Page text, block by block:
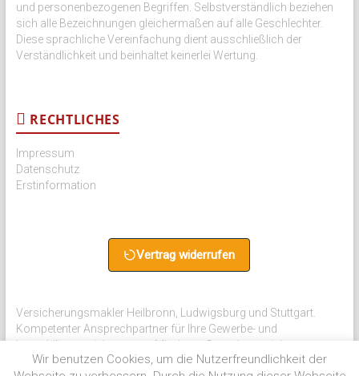
und personenbezogenen Begriffen. Selbstverständlich beziehen
sich alle Bezeichnungen gleichermaßen auf alle Geschlechter.
Diese sprachliche Vereinfachung dient ausschließlich der
Verständlichkeit und beinhaltet keinerlei Wertung.
RECHTLICHES
Impressum
Datenschutz
Erstinformation
Vertrag widerrufen
Versicherungsmakler Heilbronn, Ludwigsburg und Stuttgart.
Kompetenter Ansprechpartner für Ihre Gewerbe- und
Immobilienversicherungen. Mit einem Gewerbeversicherung
Vergleich schnell & einfach zum Erfolg.
Wir benutzen Cookies, um die Nutzerfreundlichkeit der